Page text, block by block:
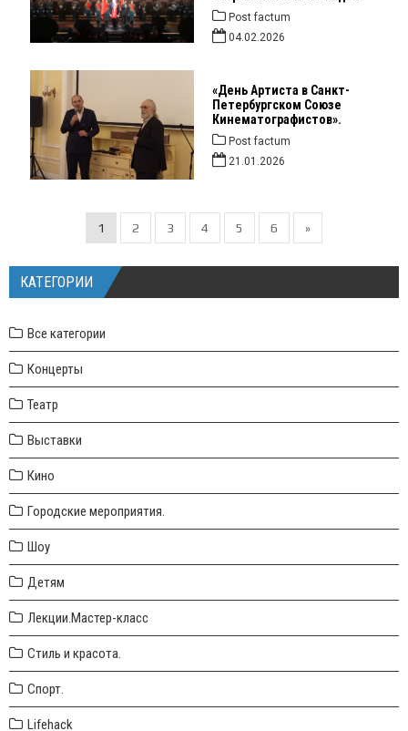
Post factum
04.02.2026
«День Артиста в Санкт-
Петербургском Союзе
Кинематографистов».
Post factum
21.01.2026
1 2 3 4 5 6 »
КАТЕГОРИИ
Все категории
Концерты
Театр
Выставки
Кино
Городские мероприятия.
Шоу
Детям
Лекции.Мастер-класс
Стиль и красота.
Спорт.
Lifehack